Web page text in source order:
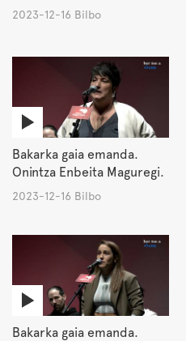
2023-12-16 Bilbo
Bakarka gaia emanda.
Onintza Enbeita Maguregi.
2023-12-16 Bilbo
Bakarka gaia emanda.